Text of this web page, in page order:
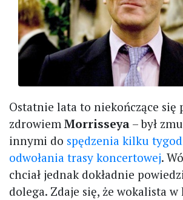
Ostatnie lata to niekończące się
zdrowiem Morrisseya – był
innymi do spędzenia kilku
odwołania trasy koncertowej.
chciał jednak dokładnie
dolega. Zdaje się, że wokalista w